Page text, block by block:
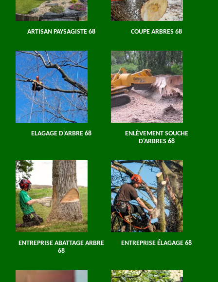
ARTISAN PAYSAGISTE 68 COUPE ARBRES 68
ELAGAGE D'ARBRE 68
ENLÈVEMENT SOUCHE
D'ARBRES 68
ENTREPRISE ABATTAGE ARBRE
68
ENTREPRISE ÉLAGAGE 68